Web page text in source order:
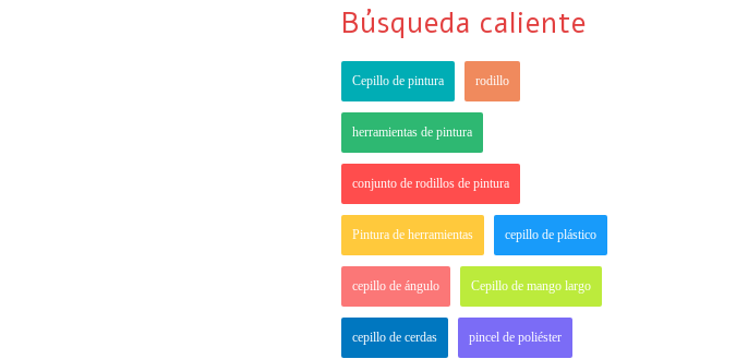
Búsqueda caliente
Cepillo de pintura rodillo
herramientas de pintura
conjunto de rodillos de pintura
Pintura de herramientas cepillo de plástico
cepillo de ángulo Cepillo de mango largo
cepillo de cerdas pincel de poliéster